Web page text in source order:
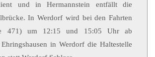
und in Hermannstein entfällt die
In Werdorf wird bei den Fahrten
471) um 12:15 und 15:05 Uhr ab
Ehringshausen in Werdorf die Haltestelle